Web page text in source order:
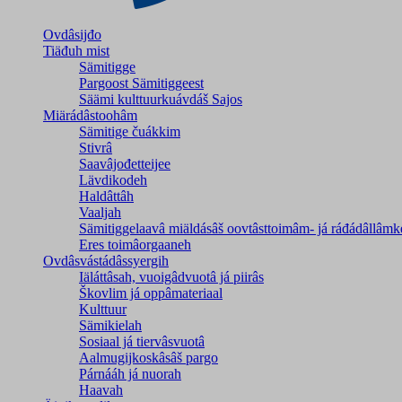
Ovdâsijđo
Tiäđuh mist
Sämitigge
Pargoost Sämitiggeest
Säämi kulttuurkuávdáš Sajos
Miärádâstoohâm
Sämitige čuákkim
Stivrâ
Saavâjođetteijee
Lävdikodeh
Haldâttâh
Vaaljah
Sämitiggelaavâ miäldásâš oovtâsttoimâm- já
Eres toimâorgaaneh
Ovdâsvástádâssyergih
Iäláttâsah, vuoigâdvuotâ já piirâs
Škovlim já oppâmateriaal
Kulttuur
Sämikielah
Sosiaal já tiervâsvuotâ
Aalmugijkoskâsâš pargo
Párnááh já nuorah
Haavah